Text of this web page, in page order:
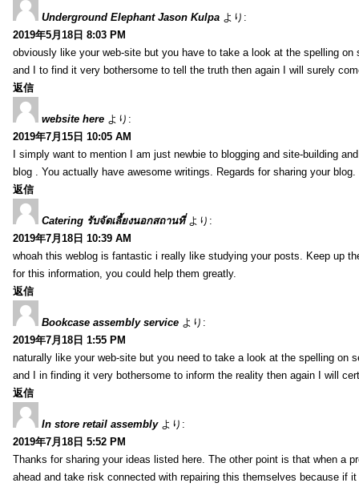
Underground Elephant Jason Kulpa より:
2019年5月18日 8:03 PM
obviously like your web-site but you have to take a look at the spelling
and I to find it very bothersome to tell the truth then again I will surely
返信
website here より:
2019年7月15日 10:05 AM
I simply want to mention I am just newbie to blogging and site-building
blog . You actually have awesome writings. Regards for sharing your blog.
返信
Catering รับจัดเลี้ยงนอกสถานที่ より:
2019年7月18日 10:39 AM
whoah this weblog is fantastic i really like studying your posts. Keep up
for this information, you could help them greatly.
返信
Bookcase assembly service より:
2019年7月18日 1:55 PM
naturally like your web-site but you need to take a look at the spelling on
and I in finding it very bothersome to inform the reality then again I will
返信
In store retail assembly より:
2019年7月18日 5:52 PM
Thanks for sharing your ideas listed here. The other point is that when a
ahead and take risk connected with repairing this themselves because if